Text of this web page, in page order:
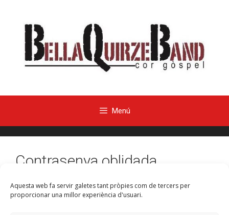
Aquesta web fa servir galetes tant pròpies com de tercers per
proporcionar una millor experiència d'usuari.
Menú
Contrasenya oblidada
Recuperar nombre de